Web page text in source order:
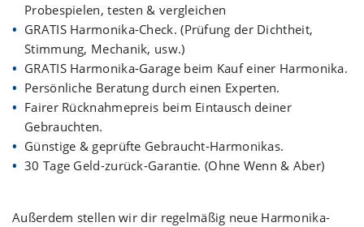
Probespielen, testen & vergleichen
GRATISHarmonika-Check. (Prüfung der Dichtheit,
Stimmung, Mechanik, usw.)
GRATISHarmonika-Garage beim Kauf einer Harmonika.
Persönliche Beratung durch einen Experten.
Fairer Rücknahmepreis beim Eintausch deiner
Gebrauchten.
Günstige & geprüfte Gebraucht-Harmonikas.
30 Tage Geld-zurück-Garantie. (Ohne Wenn & Aber)
Außerdem stellen wir dir regelmäßig neue Harmonika-